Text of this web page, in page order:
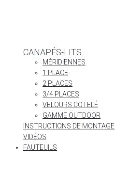
CANAPÉS-LITS
MÉRIDIENNES
1 PLACE
2 PLACES
3/4 PLACES
VELOURS COTELÉ
GAMME OUTDOOR
INSTRUCTIONS DE MONTAGE
VIDÉOS
FAUTEUILS